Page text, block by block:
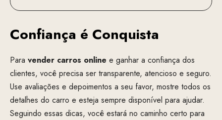
Confiança é Conquista
Para vender carros online e ganhar a confiança dos
clientes, você precisa ser transparente, atencioso e seguro.
Use avaliações e depoimentos a seu favor, mostre todos os
detalhes do carro e esteja sempre disponível para ajudar.
Seguindo essas dicas, você estará no caminho certo para